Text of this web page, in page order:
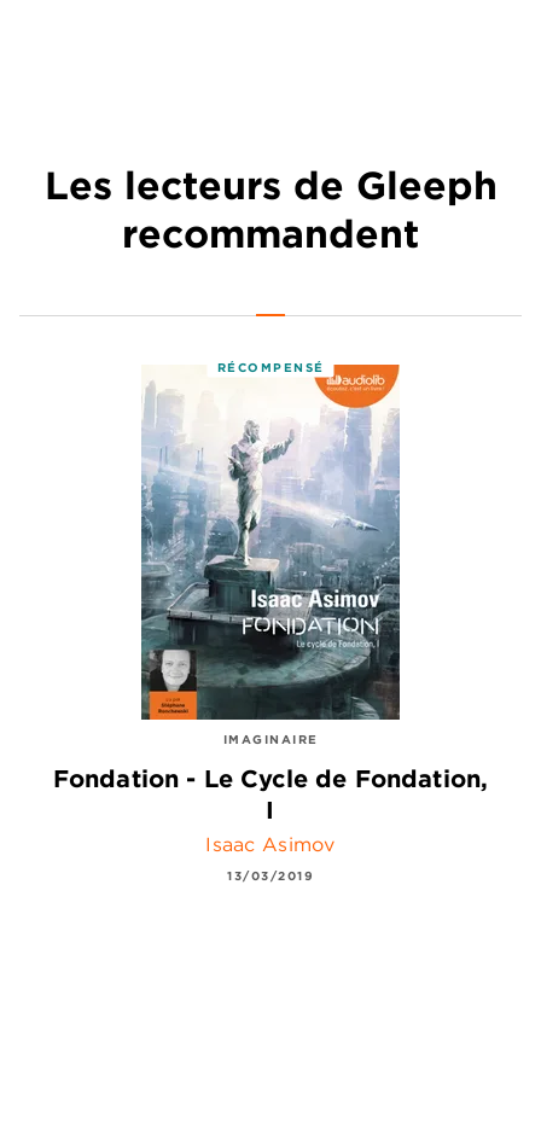
Les lecteurs de Gleeph
recommandent
RÉCOMPENSÉ
IMAGINAIRE
Fondation - Le Cycle de Fondation,
I
Isaac Asimov
13/03/2019